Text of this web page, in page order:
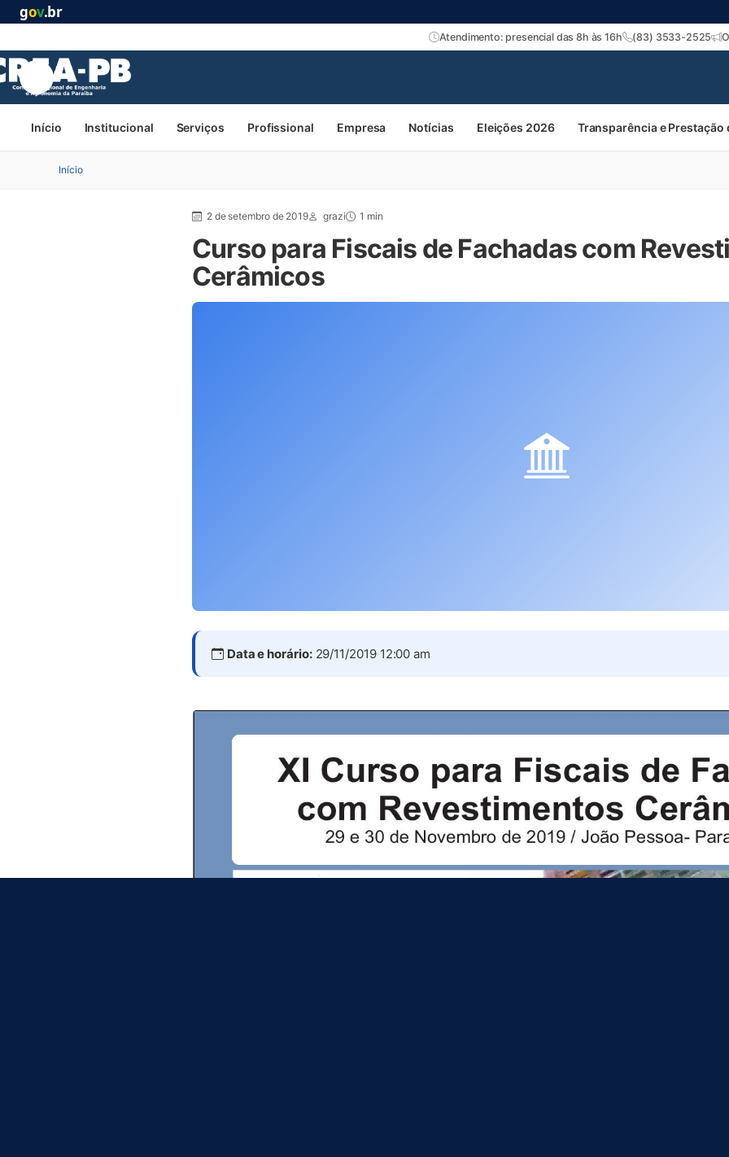
gov.br
Atendimento: presencial das 8h às 16h (83) 3533-2525
Início Institucional Serviços Profissional Empresa Notícias Eleições 2026 Transparência e Prestação
Início
2 de setembro de 2019 grazi 1 min
Curso para Fiscais de Fachadas com
Cerâmicos
Data e horário:29/11/2019 12:00 am